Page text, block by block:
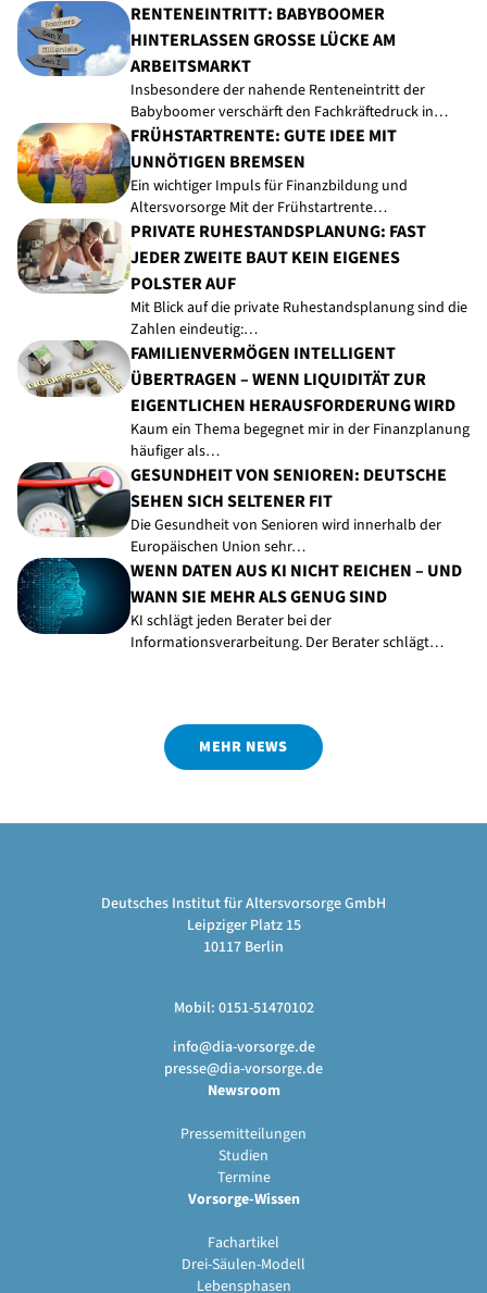
RENTENEINTRITT: BABYBOOMER
HINTERLASSEN GROSSE LÜCKE AM A
RBEITSMARKT
Insbesondere der nahende Renteneintritt der
Babyboomer verschärft den Fachkräftedruck in…
FRÜHSTARTRENTE: GUTE IDEE MIT
UNNÖTIGEN BREMSEN
Ein wichtiger Impuls für Finanzbildung und
Altersvorsorge Mit der Frühstartrente…
PRIVATE RUHESTANDSPLANUNG: FAST
JEDER ZWEITE BAUT KEIN EIGENES
POLSTER AUF
Mit Blick auf die private Ruhestandsplanung sind die
Zahlen eindeutig:…
FAMILIENVERMÖGEN INTELLIGENT
ÜBERTRAGEN – WENN LIQUIDITÄT ZUR
EIGENTLICHEN HERAUSFORDERUNG WIRD
Kaum ein Thema begegnet mir in der Finanzplanung
häufiger als…
GESUNDHEIT VON SENIOREN: DEUTSCHE
SEHEN SICH SELTENER FIT
Die Gesundheit von Senioren wird innerhalb der
Europäischen Union sehr…
WENN DATEN AUS KI NICHT REICHEN – UND
WANN SIE MEHR ALS GENUG SIND
KI schlägt jeden Berater bei der
Informationsverarbeitung. Der Berater schlägt…
MEHR NEWS
Deutsches Institut für Altersvorsorge GmbH
Leipziger Platz 15
10117 Berlin
Mobil: 0151-51470102
info@dia-vorsorge.de
presse@dia-vorsorge.de
Newsroom
Pressemitteilungen
Studien
Termine
Vorsorge-Wissen
Fachartikel
Drei-Säulen-Modell
Lebensphasen